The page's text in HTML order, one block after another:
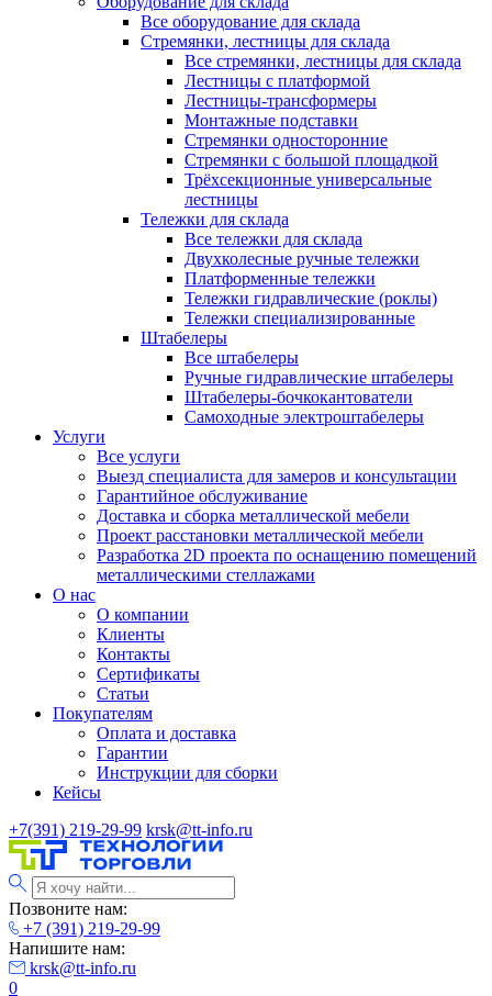
Все оборудование для склада
Стремянки, лестницы для склада
Все стремянки, лестницы для склада
Лестницы с платформой
Лестницы-трансформеры
Монтажные подставки
Стремянки односторонние
Стремянки с большой площадкой
Трёхсекционные универсальные
лестницы
Тележки для склада
Все тележки для склада
Двухколесные ручные тележки
Платформенные тележки
Тележки гидравлические (роклы)
Тележки специализированные
Штабелеры
Все штабелеры
Ручные гидравлические штабелеры
Штабелеры-бочкокантователи
Самоходные электроштабелеры
Услуги
Все услуги
Выезд специалиста для замеров и консультации
Гарантийное обслуживание
Доставка и сборка металлической мебели
Проект расстановки металлической мебели
Разработка 2D проекта по оснащению помещений
металлическими стеллажами
О нас
О компании
Клиенты
Контакты
Сертификаты
Статьи
Покупателям
Оплата и доставка
Гарантии
Инструкции для сборки
Кейсы
+7(391) 219-29-99 krsk@tt-info.ru
Позвоните нам:
+7 (391) 219-29-99
Напишите нам:
krsk@tt-info.ru
0